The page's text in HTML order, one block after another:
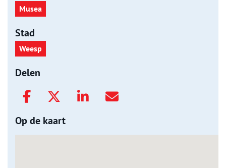
Musea
Stad
Weesp
Delen
Op de kaart